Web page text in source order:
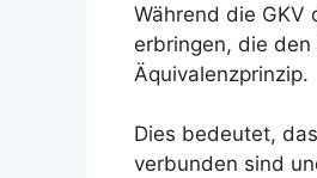
Während die
erbringen, die
Äquivalenzprinzip.
Dies bedeutet,
verbunden sind